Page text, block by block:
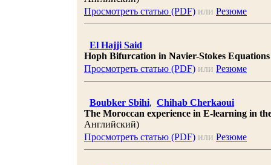
Просмотреть статью (PDF) или Резюме
El Hajji Said
Hoph Bifurcation in Navier-Stokes Equations
Просмотреть статью (PDF) или Резюме
Boubker Sbihi, Chihab Cherkaoui
The Moroccan experience in E-learning in
Английский)
Просмотреть статью (PDF) или Резюме